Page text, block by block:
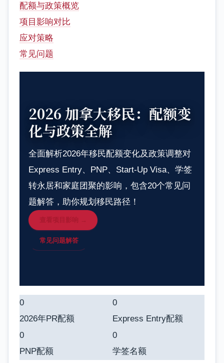
配额与政策概览
项目影响对比
应对策略
常见问题
2026 加拿大移民：配额变
化与政策全解
全面解析2026年移民配额变化及政策调整对
Express Entry、PNP、Start-Up Visa、学签
转永居和家庭团聚的影响，包含20个常见问
题解答，助你规划移民路径！
查看项目影响 →
常见问题解答
0
2026年PR配额
0
Express Entry配额
0
PNP配额
0
学签名额